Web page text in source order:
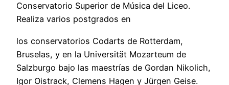
Conservatorio Superior de Música del Liceo.
Realiza varios postgrados en
los conservatorios Codarts de Rotterdam,
Bruselas, y en la Universität Mozarteum de
Salzburgo bajo las maestrías de Gordan Nikolich,
Igor Oistrack, Clemens Hagen y Jürgen Geise.